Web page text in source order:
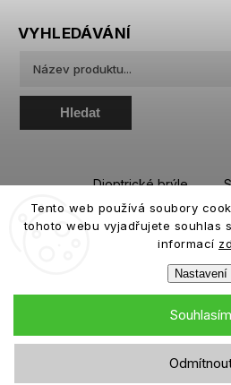
Tento web používá soubory
tohoto webu vyjadřujete souhlas
informací
Nastavení
Souhlasím
VYHLEDÁVÁNÍ
Hledat
Dioptrické brýle
Sportovní brýle
Roztoky a oční
Copyright 2026eiffeloptic.cz.